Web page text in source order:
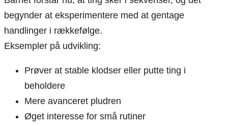
begynder at eksperimentere med at gentage
handlinger i rækkefølge.
Eksempler på udvikling:
Prøver at stable klodser eller putte ting i
beholdere
Mere avanceret pludren
Øget interesse for små rutiner